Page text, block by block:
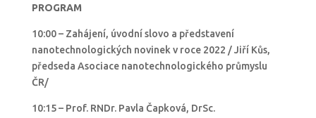
PROGRAM
10:00 – Zahájení, úvodní slovo a představení
nanotechnologických novinek v roce 2022 / Jiří Kůs,
předseda Asociace nanotechnologického průmyslu
ČR/
10:15 – Prof. RNDr. Pavla Čapková, DrSc.